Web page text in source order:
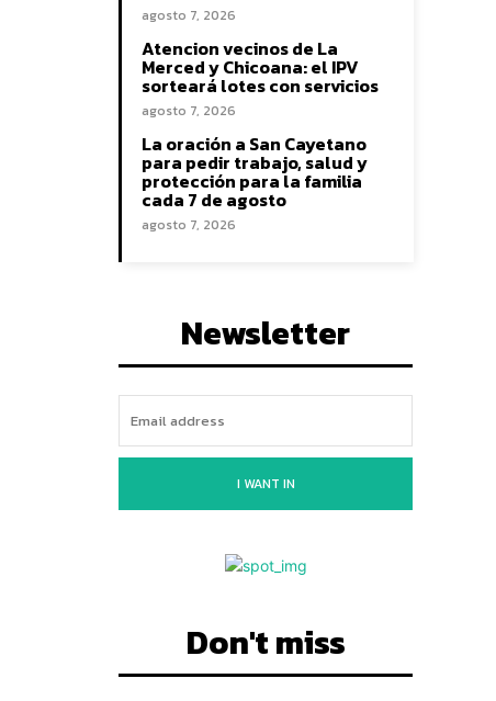
agosto 7, 2026
Atencion vecinos de La
Merced y Chicoana: el IPV
sorteará lotes con servicios
agosto 7, 2026
La oración a San Cayetano
para pedir trabajo, salud y
protección para la familia
cada 7 de agosto
agosto 7, 2026
Newsletter
I WANT IN
Don't miss